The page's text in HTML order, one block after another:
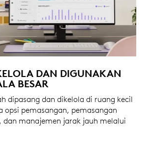
DAN DIGUNAKAN
BESAR
dipasang dan dikelola di ruang kecil
opsi pemasangan, pemasangan
dan manajemen jarak jauh melalui